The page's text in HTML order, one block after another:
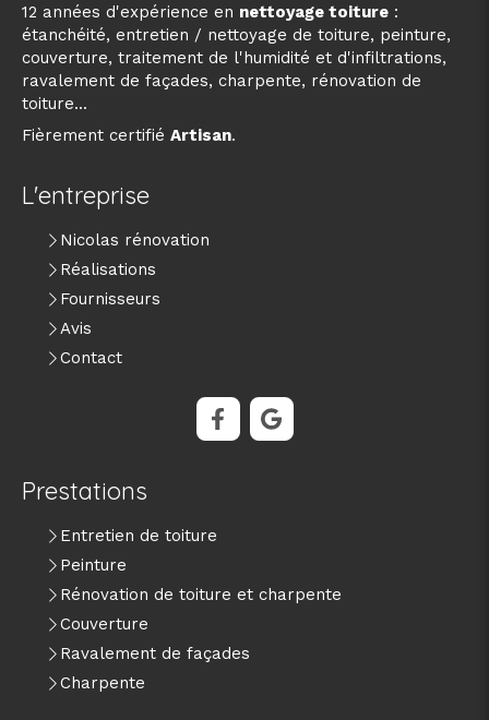
12 années d'expérience en nettoyage toiture :
étanchéité, entretien / nettoyage de toiture, peinture,
couverture, traitement de l'humidité et d'infiltrations,
ravalement de façades, charpente, rénovation de
toiture...
Fièrement certifié Artisan.
L'entreprise
Nicolas rénovation
Réalisations
Fournisseurs
Avis
Contact
Prestations
Entretien de toiture
Peinture
Rénovation de toiture et charpente
Couverture
Ravalement de façades
Charpente